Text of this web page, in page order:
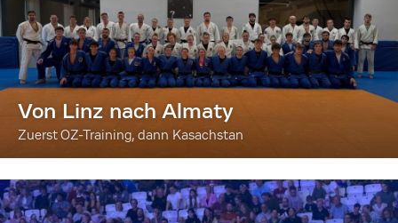
Von Linz nach Almaty
Zuerst OZ-Training, dann Kasachstan